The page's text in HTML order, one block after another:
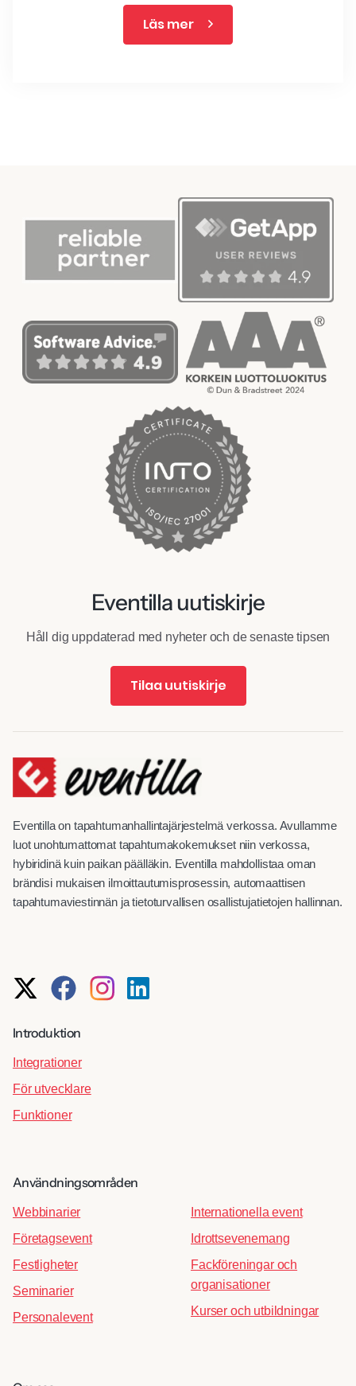
Läs mer
Eventilla uutiskirje
Håll dig uppdaterad med nyheter och de senaste tipsen
Tilaa uutiskirje
Eventilla on tapahtumanhallintajärjestelmä verkossa. Avullamme
luot unohtumattomat tapahtumakokemukset niin verkossa,
hybiridinä kuin paikan päälläkin. Eventilla mahdollistaa oman
brändisi mukaisen ilmoittautumisprosessin, automaattisen
tapahtumaviestinnän ja tietoturvallisen osallistujatietojen hallinnan.
Introduktion
Integrationer
För utvecklare
Funktioner
Användningsområden
Webbinarier
Företagsevent
Festligheter
Seminarier
Personalevent
Internationella event
Idrottsevenemang
Fackföreningar och
organisationer
Kurser och utbildningar